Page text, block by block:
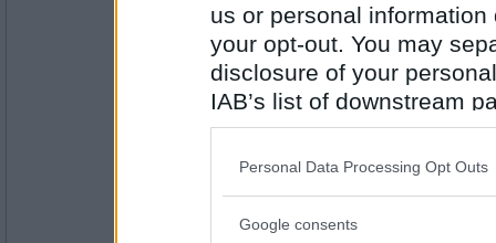
us or personal
your opt-out. You may
disclosure of your
IAB’s list of downstream
also be disclosed by us
Downstream Participants
Please note that this
Personal Data Processing Opt Outs
Google consents
Antal inlägg: 57
Kladdkaka med vispgrädde
en dum en
Antal inlägg: